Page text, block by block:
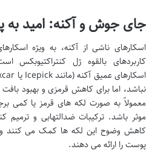
جای جوش و آکنه: امید به
اسکارهای ناشی از آکنه، به ویژه
کاربردهای بالقوه ژل کنتراکتیوبکس
نباشد، اما برای کاهش قرمزی و بهبود
معمولاً به صورت لکه های قرمز یا کمی
موثر باشد. ترکیبات ضدالتهابی و
کاهش وضوح این لکه ها کمک می کنند و
پوست را ارائه می دهند.